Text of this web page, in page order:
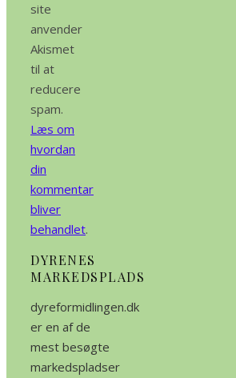
site
anvender
Akismet
til at
reducere
spam.
Læs om
hvordan
din
kommentar
bliver
behandlet.
DYRENES
MARKEDSPLADS
dyreformidlingen.dk
er en af de
mest besøgte
markedspladser